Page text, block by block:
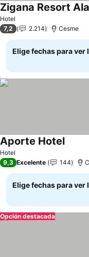
Hotel
Zigana Resort
7,2 2.214 Cesme
Elige fechas para
Hotel
Aporte HotelVer
9,3 Excelente 144
Elige fechas para
Opción destacada